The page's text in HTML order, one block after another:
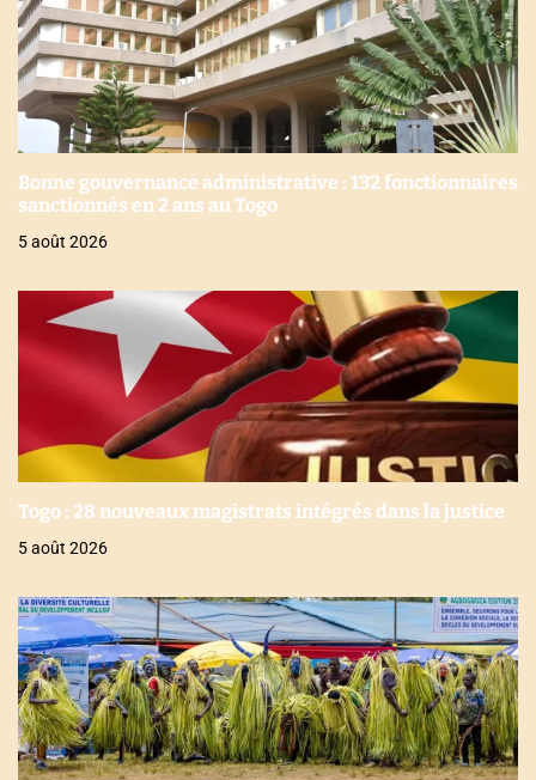
Bonne gouvernance administrative : 132 fonctionnaires
sanctionnés en 2 ans au Togo
5 août 2026
Togo : 28 nouveaux magistrats intégrés dans la justice
5 août 2026